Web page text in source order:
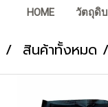
HOME วัตถุดิบ
สินค้าทั้งหมด